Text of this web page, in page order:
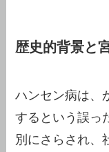
歴史的背景と
ハンセン病は、
するという誤っ
別にさらされ、